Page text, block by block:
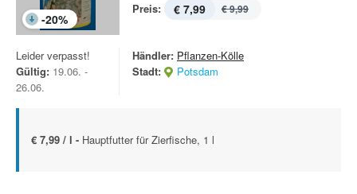
-20%
Preis: € 7,99 € 9,99
Leider verpasst!
Gültig: 19.06. -
26.06.
Händler: Pflanzen-Kölle
Stadt:
Potsdam
€ 7,99 / l - Hauptfutter für Zierfische, 1 l